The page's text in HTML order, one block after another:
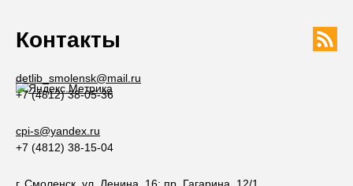
Контакты
detlib_smolensk@mail.ru
+7 (4812) 38-05-36
cpi-s@yandex.ru
+7 (4812) 38-15-04